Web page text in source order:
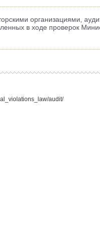
организациями,
в ходе проверок
audit/